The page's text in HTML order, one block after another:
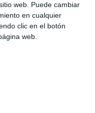
web. Puede cambiar
en cualquier
clic en el botón
web.
Eren Saracevic.
María Márquez.